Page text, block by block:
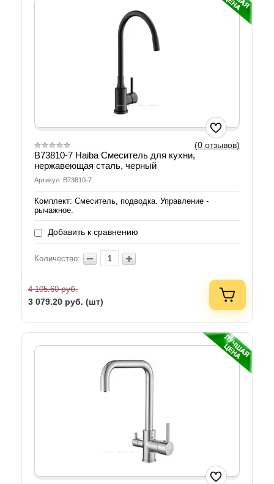
(0 отзывов)
B73810-7 Haiba Смеситель для кухни,
нержавеющая сталь, черный
Артикул: B73810-7
Комплект: Смеситель, подводка. Управление -
рычажное.
Добавить к сравнению
Количество:
4 105.60руб.
3 079.20 руб. (шт)